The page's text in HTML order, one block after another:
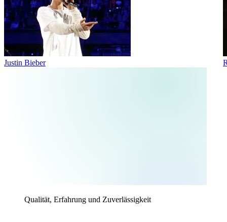
Justin Bieber
Qualität, Erfahrung und Zuverlässigkeit